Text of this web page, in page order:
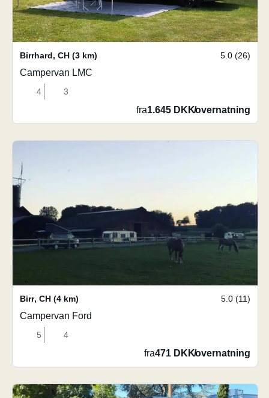
Birrhard, CH (3 km) 5.0 (26)
Campervan LMC
4 3
fra1.645 DKK/overnatning
Birr, CH (4 km) 5.0 (11)
Campervan Ford
5 4
fra471 DKK/overnatning